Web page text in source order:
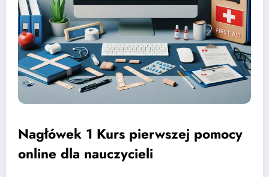
Nagłówek 1 Kurs pierwszej pomocy
online dla nauczycieli